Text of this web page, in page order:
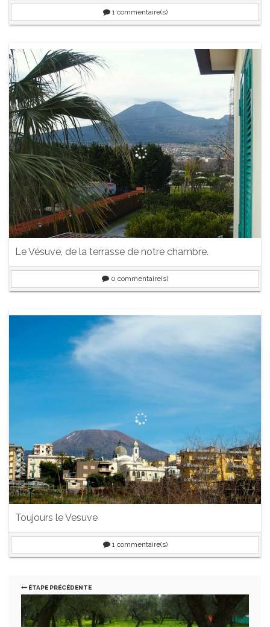
1commentaire(s)
Le Vésuve, de la terrasse de notre chambre.
0 commentaire(s)
Toujours le Vesuve
1commentaire(s)
ÉTAPE PRÉCÉDENTE